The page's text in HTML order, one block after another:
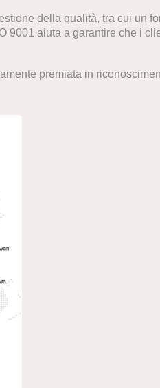
della qualità, tra cui un
9001 aiuta a garantire che i
premiata in